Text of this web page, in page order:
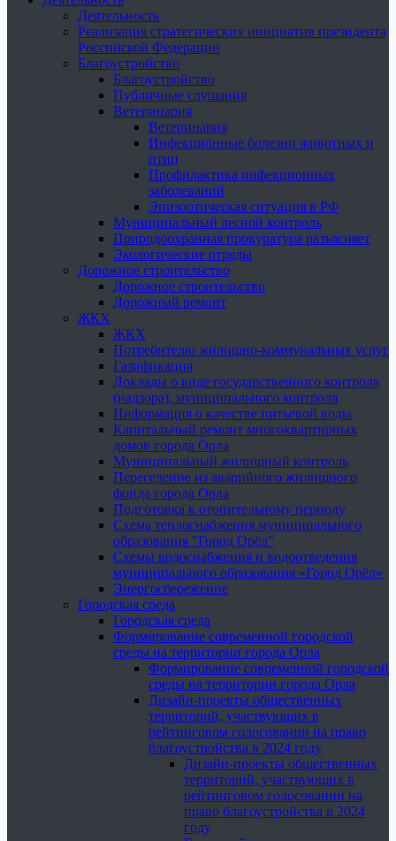
Деятельность
Реализация стратегических инициатив президента
Российской Федерации
Благоустройство
Благоустройство
Публичные слушания
Ветеринария
Ветеринария
Инфекционные болезни животных и
птиц
Профилактика инфекционных
заболеваний
Эпизоотическая ситуация в РФ
Муниципальный лесной контроль
Природоохранная прокуратура разъясняет
Экологические отряды
Дорожное строительство
Дорожное строительство
Дорожный ремонт
ЖКХ
ЖКХ
Потребителю жилищно-коммунальных услуг
Газификация
Доклады о виде государственного контроля
(надзора), муниципального контроля
Информация о качестве питьевой воды
Капитальный ремонт многоквартирных
домов города Орла
Муниципальный жилищный контроль
Переселение из аварийного жилищного
фонда города Орла
Подготовка к отопительному периоду
Схема теплоснабжения муниципального
образования "Город Орёл"
Схемы водоснабжения и водоотведения
муниципального образования «Город Орёл»
Энергосбережение
Городская среда
Городская среда
Формирование современной городской
среды на территории города Орла
Формирование современной городской
среды на территории города Орла
Дизайн-проекты общественных
территорий, участвующих в
рейтинговом голосовании на право
благоустройства в 2024 году
Дизайн-проекты общественных
территорий, участвующих в
рейтинговом голосовании на
право благоустройства в 2024
году